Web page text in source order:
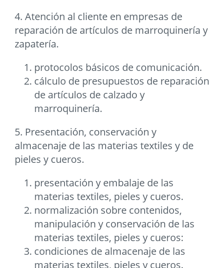
4. Atención al cliente en empresas de
reparación de artículos de marroquinería y
zapatería.
protocolos básicos de comunicación.
cálculo de presupuestos de reparación
de artículos de calzado y
marroquinería.
5. Presentación, conservación y
almacenaje de las materias textiles y de
pieles y cueros.
presentación y embalaje de las
materias textiles, pieles y cueros.
normalización sobre contenidos,
manipulación y conservación de las
materias textiles, pieles y cueros:
condiciones de almacenaje de las
materias textiles, pieles y cueros.